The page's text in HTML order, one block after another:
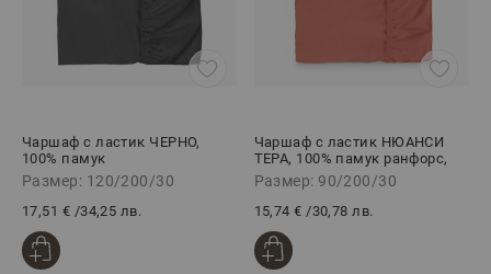
Чаршаф с ластик ЧЕРНО,
100% памук
ранфорс,120/200/30
Размер: 120/200/30
17,51 € /34,25 лв.
Чаршаф с ластик НЮАНСИ
ТЕРА, 100% памук ранфорс,
90/200/30 см
Размер: 90/200/30
15,74 € /30,78 лв.